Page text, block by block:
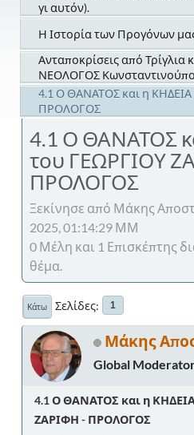
γι αυτόν).
Η Ιστορία των Προγόνων
Ανταποκρίσεις από Τρίγλια
ΝΕΟΛΟΓΟΣ
4.1 Ο ΘΑΝΑΤΟΣ και η
ΠΡΟΛΟΓΟΣ
4.1 Ο ΘΑΝΑΤΟΣ
του ΓΕΩΡΓΙΟΥ
ΠΡΟΛΟΓΟΣ
Ξεκίνησε από Μάκης
2025, 01:14:29 ΜΜ
0 Μέλη και 1 Επισκέπτης
θέμα.
Κάτω Σελίδες 1
Μάκης
Global
4.1 Ο ΘΑΝΑΤΟΣ και η
ΖΑΡΙΦΗ - ΠΡΟΛΟΓΟΣ